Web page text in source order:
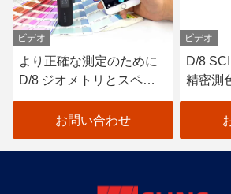
ビデオ
より正確な測定のために
D/8 ジオメトリとスペク
トルセンサーを搭載した
カラーメーターPro
お問い合わせ
ビデオ
D/8
精密測
定 ペン